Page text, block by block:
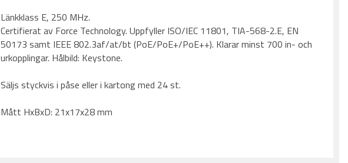
Länkklass E, 250 MHz.
Certifierat av Force Technology. Uppfyller ISO/IEC 11801, TIA-568-2.E, EN
50173 samt IEEE 802.3af/at/bt (PoE/PoE+/PoE++). Klarar minst 700 in- och
urkopplingar. Hålbild: Keystone.
Säljs styckvis i påse eller i kartong med 24 st.
Mått HxBxD: 21x17x28 mm